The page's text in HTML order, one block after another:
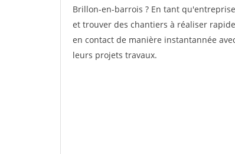
Brillon-en-barrois ? En tant
et trouver des chantiers à réaliser
en contact de manière instantannée
leurs projets travaux.